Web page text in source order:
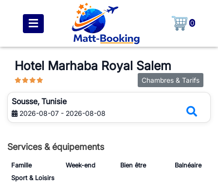
0
Hotel Marhaba Royal Salem
Chambres & Tarifs
Sousse, Tunisie
2026-08-07 - 2026-08-08
Services & équipements
Famille Week-end Bien être
Balnéaire
Sport & Loisirs